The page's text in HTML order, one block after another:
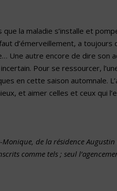
la maladie s’installe et
d’émerveillement, a
Une autre encore de dire son
Pour se ressourcer,
en cette saison automnale.
et aimer celles et ceux qui
de la résidence
comme tels ; seul